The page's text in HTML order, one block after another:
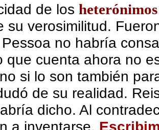
de los heterónimos
su verosimilitud.
no habría
que cuenta ahora no
si lo son también
de su realidad.
dicho. Al
a inventarse.